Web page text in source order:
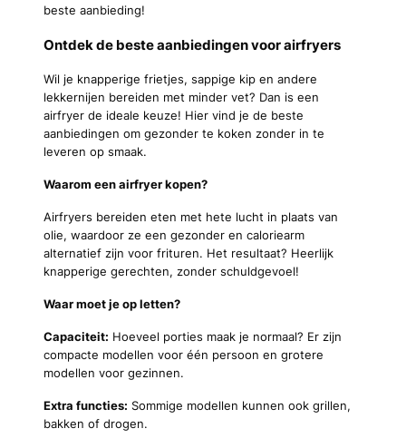
beste aanbieding!
Ontdek de beste aanbiedingen voor airfryers
Wil je knapperige frietjes, sappige kip en andere
lekkernijen bereiden met minder vet? Dan is een
airfryer de ideale keuze! Hier vind je de beste
aanbiedingen om gezonder te koken zonder in te
leveren op smaak.
Waarom een airfryer kopen?
Airfryers bereiden eten met hete lucht in plaats van
olie, waardoor ze een gezonder en caloriearm
alternatief zijn voor frituren. Het resultaat? Heerlijk
knapperige gerechten, zonder schuldgevoel!
Waar moet je op letten?
Capaciteit: Hoeveel porties maak je normaal? Er zijn
compacte modellen voor één persoon en grotere
modellen voor gezinnen.
Extra functies: Sommige modellen kunnen ook grillen,
bakken of drogen.